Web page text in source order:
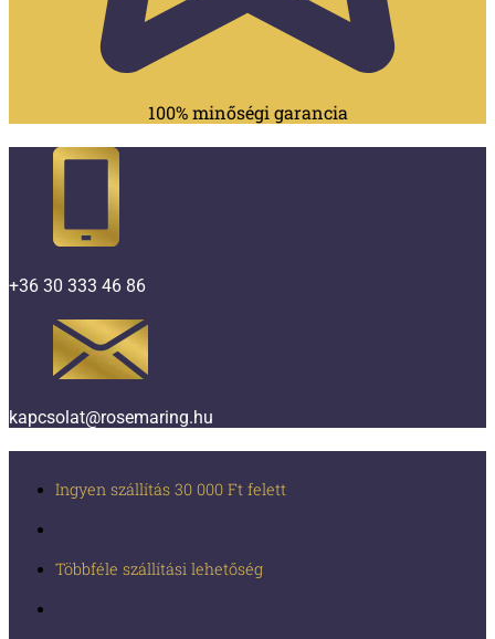
100% minőségi garancia
+36 30 333 46 86
kapcsolat@rosemaring.hu
Ingyen szállítás 30 000 Ft felett
Többféle szállítási lehetőség